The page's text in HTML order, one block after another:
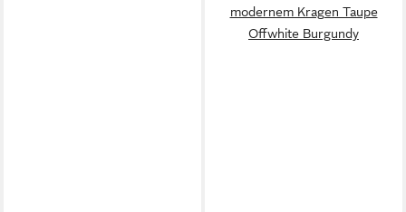
modernem Kragen Taupe
Offwhite Burgundy